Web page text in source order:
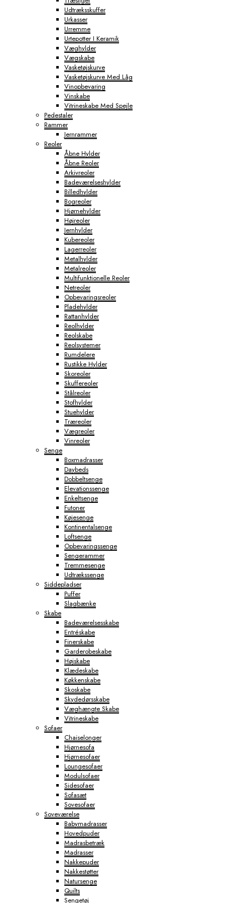
Udtræksskuffer
Urkasser
Urremme
Urtepotter I Keramik
Væghylder
Vægskabe
Vasketøjskurve
Vasketøjskurve Med Låg
Vinopbevaring
Vinskabe
Vitrineskabe Med Spejle
Pedestaler
Rammer
Jernrammer
Reoler
Åbne Hylder
Åbne Reoler
Arkivreoler
Badeværelseshylder
Billedhylder
Bogreoler
Hjørnehylder
Højreoler
Jernhylder
Kubereoler
Lagerreoler
Metalhylder
Metalreoler
Multifunktionelle Reoler
Netreoler
Opbevaringsreoler
Pladehylder
Rattanhylder
Reolhylder
Reolskabe
Reolsystemer
Rumdelere
Rustikke Hylder
Skoreoler
Skuffereoler
Stålreoler
Stofhylder
Stuehylder
Træreoler
Vægreoler
Vinreoler
Senge
Boxmadrasser
Daybeds
Dobbeltsenge
Elevationssenge
Enkeltsenge
Futoner
Køjesenge
Kontinentalsenge
Loftsenge
Opbevaringssenge
Sengerammer
Tremmesenge
Udtrækssenge
Siddepladser
Puffer
Slagbænke
Skabe
Badeværelsesskabe
Entréskabe
Finerskabe
Garderobeskabe
Højskabe
Klædeskabe
Køkkenskabe
Skoskabe
Skydedørsskabe
Væghængte Skabe
Vitrineskabe
Sofaer
Chaiselonger
Hjørnesofa
Hjørnesofaer
Loungesofaer
Modulsofaer
Sidesofaer
Sofasæt
Sovesofaer
Soveværelse
Babymadrasser
Hovedpuder
Madrasbetræk
Madrasser
Nakkepuder
Nakkestøtter
Natursenge
Quilts
Sengetøj